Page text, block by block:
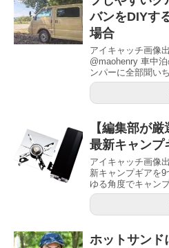
バンをDIYす
場合
アイキャッチ画像
@maohenry 車中
ンパーに全部聞い
【編集部が
最新キャンプ
アイキャッチ画像
新キャンプギアを
ゆる角度でキャン
ホットサンド